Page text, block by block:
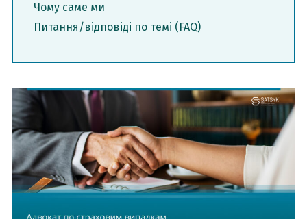
Чому саме ми
Питання/відповіді по темі (FAQ)